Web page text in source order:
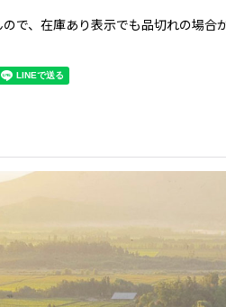
で、在庫あり表示でも品切れの場